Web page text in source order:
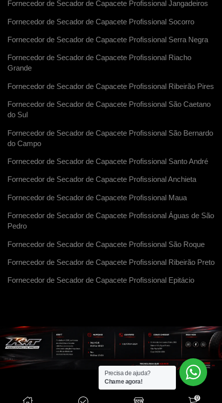
Fornecedor de Secador de Capacete Profissional Jangadeiros
Fornecedor de Secador de Capacete Profissional Socorro
Fornecedor de Secador de Capacete Profissional Serra Negra
Fornecedor de Secador de Capacete Profissional Riacho
Grande
Fornecedor de Secador de Capacete Profissional Ribeirão Pires
Fornecedor de Secador de Capacete Profissional São Caetano
do Sul
Fornecedor de Secador de Capacete Profissional São Bernardo
do Campo
Fornecedor de Secador de Capacete Profissional Santo André
Fornecedor de Secador de Capacete Profissional Anchieta
Fornecedor de Secador de Capacete Profissional Maua
Fornecedor de Secador de Capacete Profissional Águas de São
Pedro
Fornecedor de Secador de Capacete Profissional São Roque
Fornecedor de Secador de Capacete Profissional Ribeirão Preto
Fornecedor de Secador de Capacete Profissional Epitácio
0
Precisa de ajuda?
Chame agora!